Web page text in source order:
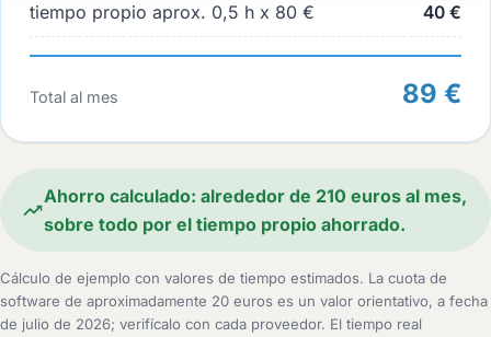
tiempo propio aprox. 0,5 h x 80 € 40 €
Total al mes 89 €
Ahorro calculado: alrededor de 210 euros al mes,
sobre todo por el tiempo propio ahorrado.
Cálculo de ejemplo con valores de tiempo estimados. La cuota de
software de aproximadamente 20 euros es un valor orientativo, a fecha
de julio de 2026; verifícalo con cada proveedor. El tiempo real